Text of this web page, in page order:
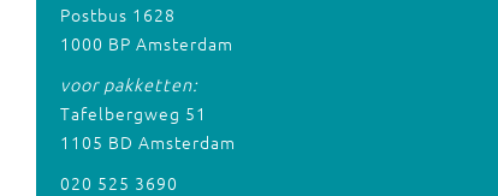
Postbus 1628
1000 BP Amsterdam
voor pakketten:
Tafelbergweg 51
1105 BD Amsterdam
020 525 3690